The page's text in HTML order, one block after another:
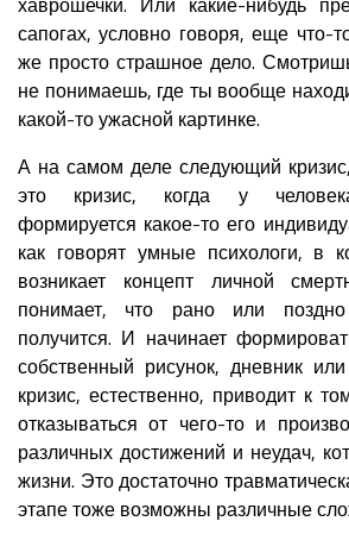
сапогах, условно говоря, еще что-
же просто страшное дело.
не понимаешь, где ты вообще
какой-то ужасной картинке.
А на самом деле следующий
это кризис, когда у
формируется какое-то его
как говорят умные психологи, в
возникает концепт личной
понимает, что рано или
получится. И начинает
собственный рисунок, дневник
кризис, естественно, приводит к
отказываться от чего-то и
различных достижений и неудач,
жизни. Это достаточно
этапе тоже возможны различные